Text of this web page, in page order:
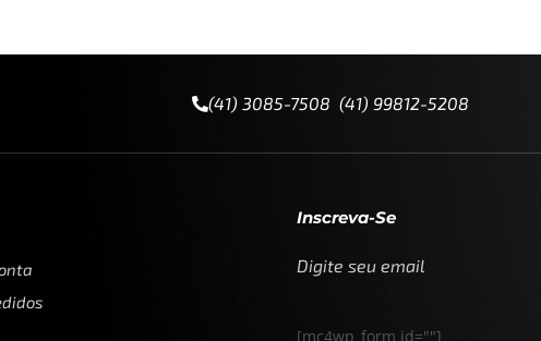
(41) 3085-7508 (41) 99812-5208
Inscreva-Se
Digite seu email
[mc4wp_form id=""]